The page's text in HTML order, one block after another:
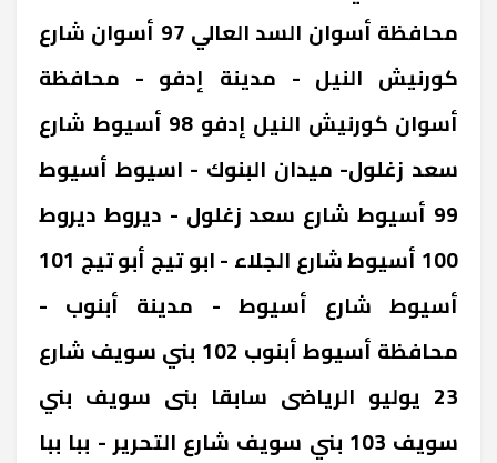
محافظة أسوان ‎السد العالي 97 ‎أسوان ‎شارع
كورنيش النيل - مدينة إدفو - محافظة
أسوان ‎كورنيش النيل إدفو 98 ‎أسيوط ‎شارع
سعد زغلول- ميدان البنوك - اسيوط ‎أسيوط
99 ‎أسيوط ‎شارع سعد زغلول - ديروط ‎ديروط
100 ‎أسيوط ‎شارع الجلاء - ابو تيج ‎أبو تيج 101
‎أسيوط ‎شارع أسيوط - مدينة أبنوب -
محافظة أسيوط ‎أبنوب 102 ‎بني سويف ‎شارع
23 يوليو الرياضى سابقا بنى سويف ‎بني
سويف 103 ‎بني سويف ‎شارع التحرير - ببا ‎ببا